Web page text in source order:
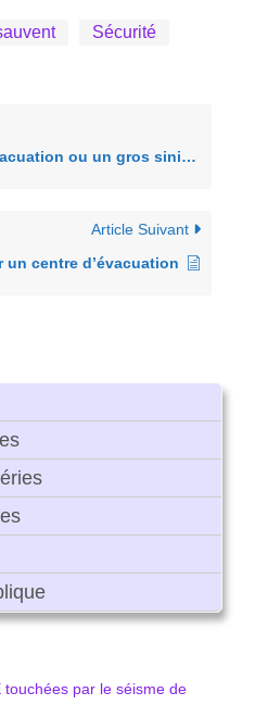
touchées par le séisme de
Sécurité
ou un gros sinistre
Article Suivant
un centre d’évacuation